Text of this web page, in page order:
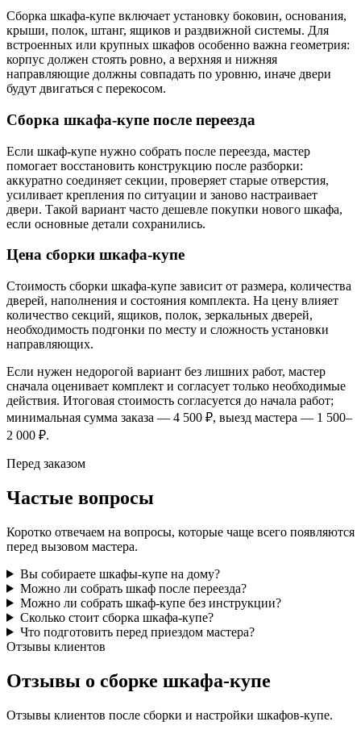
Сборка шкафа-купе включает установку боковин, основания,
крыши, полок, штанг, ящиков и раздвижной системы. Для
встроенных или крупных шкафов особенно важна геометрия:
корпус должен стоять ровно, а верхняя и нижняя
направляющие должны совпадать по уровню, иначе двери
будут двигаться с перекосом.
Сборка шкафа-купе после переезда
Если шкаф-купе нужно собрать после переезда, мастер
помогает восстановить конструкцию после разборки:
аккуратно соединяет секции, проверяет старые отверстия,
усиливает крепления по ситуации и заново настраивает
двери. Такой вариант часто дешевле покупки нового шкафа,
если основные детали сохранились.
Цена сборки шкафа-купе
Стоимость сборки шкафа-купе зависит от размера, количества
дверей, наполнения и состояния комплекта. На цену влияет
количество секций, ящиков, полок, зеркальных дверей,
необходимость подгонки по месту и сложность установки
направляющих.
Если нужен недорогой вариант без лишних работ, мастер
сначала оценивает комплект и согласует только необходимые
действия. Итоговая стоимость согласуется до начала работ;
минимальная сумма заказа — 4 500 ₽, выезд мастера — 1 500–
2 000 ₽.
Перед заказом
Частые вопросы
Коротко отвечаем на вопросы, которые чаще всего появляются
перед вызовом мастера.
Вы собираете шкафы-купе на дому?
Можно ли собрать шкаф после переезда?
Можно ли собрать шкаф-купе без инструкции?
Сколько стоит сборка шкафа-купе?
Что подготовить перед приездом мастера?
Отзывы клиентов
Отзывы о сборке шкафа-купе
Отзывы клиентов после сборки и настройки шкафов-купе.